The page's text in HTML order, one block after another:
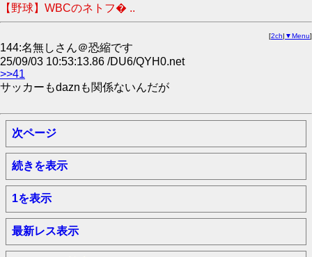
【野球】WBCのネトフ� ..
[2ch| ▼Menu]
144:名無しさん＠恐縮です
25/09/03 10:53:13.86 /DU6/QYH0.net
>>41
サッカーもdaznも関係ないんだが
次ページ
続きを表示
1を表示
最新レス表示